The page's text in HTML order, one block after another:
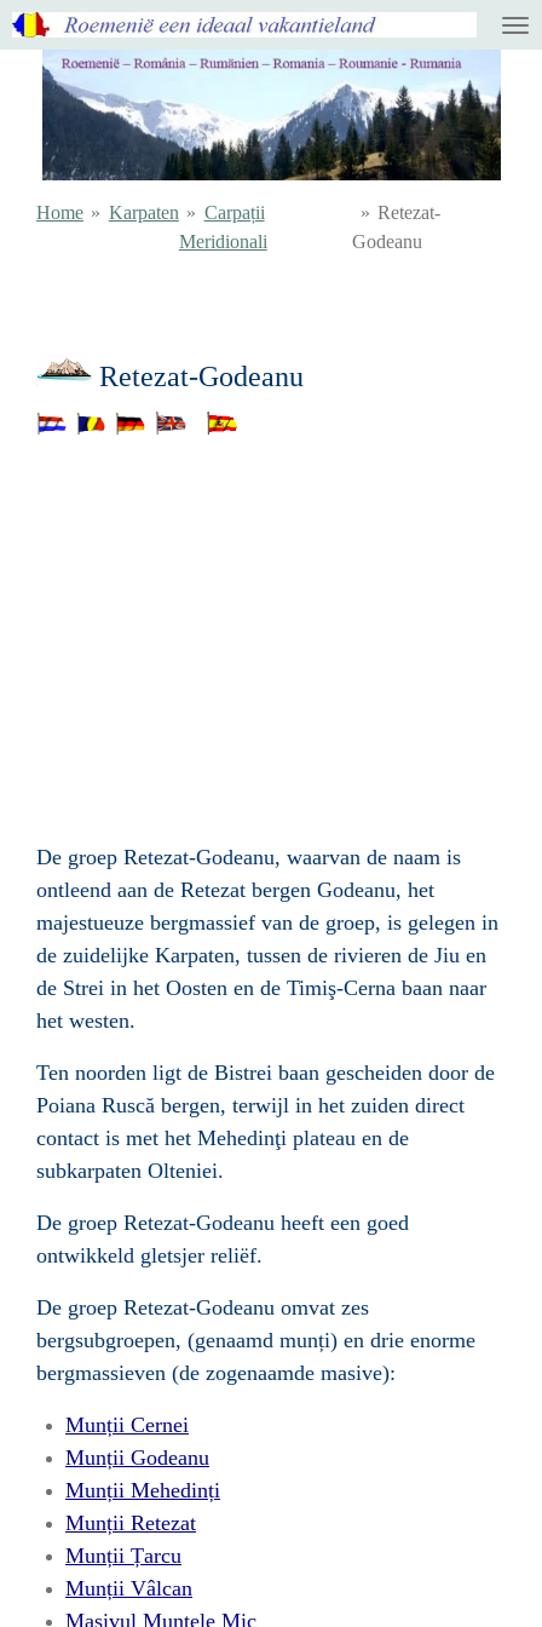
Ga
direct
naar
hoofdinhoud
Home » Karpaten » Carpații
Meridionali
» Retezat-
Godeanu
Retezat-Godeanu
De groep Retezat-Godeanu, waarvan de naam is
ontleend aan de Retezat bergen Godeanu, het
majestueuze bergmassief van de groep, is gelegen in
de zuidelijke Karpaten, tussen de rivieren de Jiu en
de Strei in het Oosten en de Timiş-Cerna baan naar
het westen.
Ten noorden ligt de Bistrei baan gescheiden door de
Poiana Ruscă bergen, terwijl in het zuiden direct
contact is met het Mehedinţi plateau en de
subkarpaten Olteniei.
De groep Retezat-Godeanu heeft een goed
ontwikkeld gletsjer reliëf.
De groep Retezat-Godeanu omvat zes
bergsubgroepen, (genaamd munți) en drie enorme
bergmassieven (de zogenaamde masive):
Munții Cernei
Munții Godeanu
Munții Mehedinți
Munții Retezat
Munții Țarcu
Munții Vâlcan
Masivul Muntele Mic